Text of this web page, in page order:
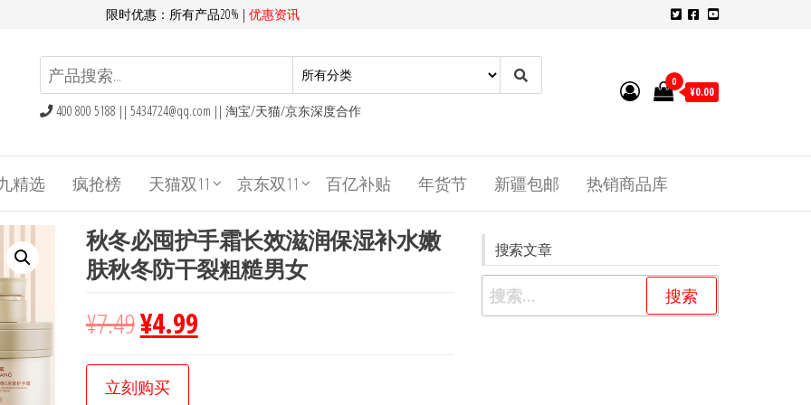
限时优惠：所有产品20% | 优惠资讯
400 800 5188 || 5434724@qq.com || 淘宝/天猫/京东深度合作
0
¥0.00
精选 疯抢榜 天猫双11 京东双11 百亿补贴 年货节 新疆包邮 热销商品库
秋冬必囤护手霜长效滋润保湿补水嫩
肤秋冬防干裂粗糙男女
¥7.49¥4.99
立刻购买
搜索文章